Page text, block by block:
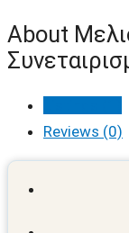
About
Reviews (0)